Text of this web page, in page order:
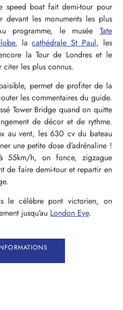
speed boat fait demi-tour pour
devant les monuments les plus
programme, le musée Tate
, lacathédrale St Paul, les
la Tour de Londres et le
citer les plus connus.
permet de profiter de la
les commentaires du guide.
Tower Bridge quand on quitte
de décor et de rythme.
au vent, les 630 cv du bateau
une petite dose d’adrénaline !
55km/h, on fonce, zigzague
de faire demi-tour et repartir en
le célèbre pont victorien, on
jusqu’au London Eye.